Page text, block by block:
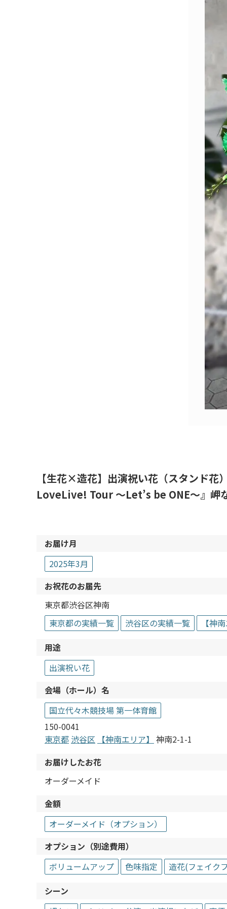
【生花×造花】出演祝い花（スタンド
LoveLive! Tour ～Let’s be ONE～』岬
お届け月
2025年3月
お祝花のお届先
東京都渋谷区神南
東京都の実績一覧
渋谷区の実績一覧
【神
用途
出演祝い花
会場（ホール）名
国立代々木競技場 第一体育館
150-0041
東京都 渋谷区 【神南エリア】 神南2-1-1
お届けしたお花
オーダーメイド
金額
オーダーメイド（オプション）
オプション（別途費用）
ボリュームアップ
色味指定
造花(フェイク
シーン